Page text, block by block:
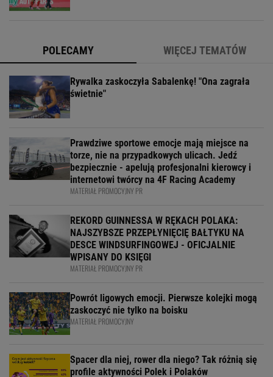
POLECAMY WIĘCEJ TEMATÓW
Rywalka zaskoczyła Sabalenkę! "Ona zagrała
świetnie"
Prawdziwe sportowe emocje mają miejsce na
torze, nie na przypadkowych ulicach. Jedź
bezpiecznie - apelują profesjonalni kierowcy i
internetowi twórcy na 4F Racing Academy
MATERIAŁ PROMOCYJNY PR
REKORD GUINNESSA W RĘKACH POLAKA:
NAJSZYBSZE PRZEPŁYNIĘCIĘ BAŁTYKU NA
DESCE WINDSURFINGOWEJ - OFICJALNIE
WPISANY DO KSIĘGI
MATERIAŁ PROMOCYJNY PR
Powrót ligowych emocji. Pierwsze kolejki mogą
zaskoczyć nie tylko na boisku
MATERIAŁ PROMOCYJNY
Spacer dla niej, rower dla niego? Tak różnią się
profile aktywności Polek i Polaków